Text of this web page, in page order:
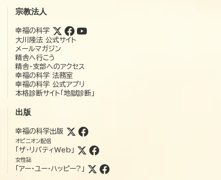
宗教法人
幸福の科学
大川隆法 公式サイト
メールマガジン
精舎へ行こう
精舎・支部へのアクセス
幸福の科学 法務室
幸福の科学 公式アプリ
本格診断サイト「地獄診断」
出版
幸福の科学出版
オピニオン配信
「ザ・リバティWeb」
女性誌
「アー・ユー・ハッピー?」